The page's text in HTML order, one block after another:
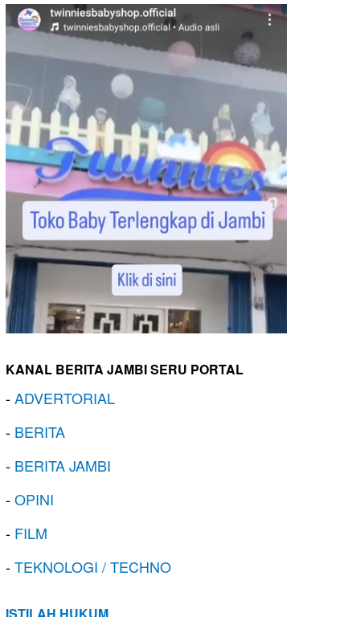
KANAL BERITA JAMBI SERU PORTAL
-ADVERTORIAL
- BERITA
- BERITA JAMBI
-OPINI
- FILM
-TEKNOLOGI / TECHNO